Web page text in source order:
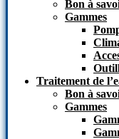
Bon à
Gammes
Traitement de
Bon à
Gammes